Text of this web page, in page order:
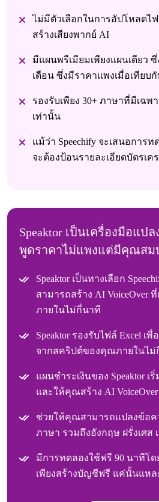
ไม่มีตัวเลือกในการอัปโหลดไฟ
สร้างเสียงพากย์ AI
มีแผนพรีเมียมเพียงแผนเดียว ซึ่
เดือน ซึ่งมีราคาแพงเมื่อเทียบ
รองรับเพียง 30+ ภาษาที่มีเฉพ
เท่านั้น
แม้ว่า Speechify จะเสนอการ
จะต้องป้อนรายละเอียดบัตรเค
Speaktor เป็นเครื่องมือแป
พูดราคาไม่แพงแต่มีคุณสม
Speaktor เป็นทางเลือก
สามารถสร้าง AI VoiceOver
ภายในไม่กี่นาที
Speaktor รองรับไฟล์ Excel เ
จากสคริปต์ของคุณภายในไม่
แผนชําระเงินของ Speaktor เ
และให้คุณสร้าง AI
ช่วยให้คุณสามารถแปลงข้อค
ภาษา รวมถึงอังกฤษ ฝรั่งเศส
มีการทดลองใช้ฟรี 90 นาทีโ
เพียงสร้างบัญชีฟรี แค่นั้นแหล